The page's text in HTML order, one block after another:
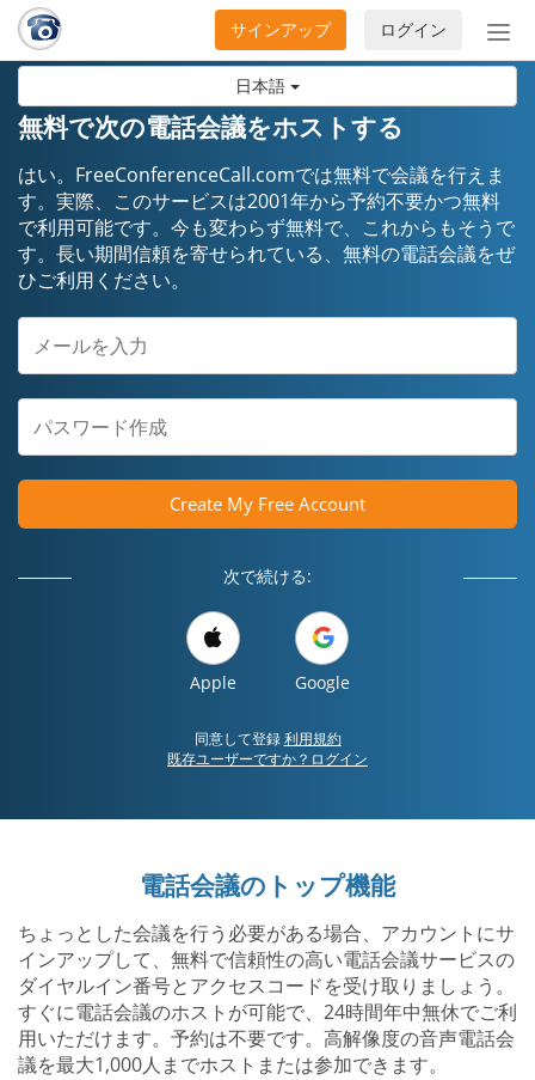
日本語
ナ
ビ
ョ
ン
の
開
ログイン
サインアップ
無料で次の電話会議をホストする
はい。FreeConferenceCall.comでは無料で会議を行えま
す。実際、このサービスは2001年から予約不要かつ無料
で利用可能です。今も変わらず無料で、これからもそうで
す。長い期間信頼を寄せられている、無料の電話会議をぜ
ひご利用ください。
Create My Free Account
次で続ける:
Apple Google
同意して登録利用規約
既存ユーザーですか？ログイン
電話会議のトップ機能
ちょっとした会議を行う必要がある場合、アカウントにサ
インアップして、無料で信頼性の高い電話会議サービスの
ダイヤルイン番号とアクセスコードを受け取りましょう。
すぐに電話会議のホストが可能で、24時間年中無休でご利
用いただけます。予約は不要です。高解像度の音声電話会
議を最大1,000人までホストまたは参加できます。